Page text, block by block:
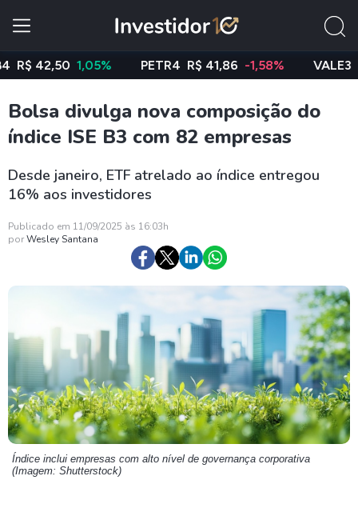
1,05% PETR4 R$ 41,86 -1,58% VALE3 R$
Bolsa divulga nova composição do
índice ISE B3 com 82 empresas
Desde janeiro, ETF atrelado ao índice entregou
16% aos investidores
Publicado em 11/09/2025 às 16:03h
porWesley Santana
Índice inclui empresas com alto nível de governança corporativa
(Imagem: Shutterstock)